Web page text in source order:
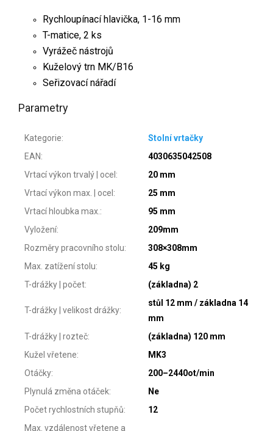
Rychloupínací hlavička, 1-16 mm
T-matice, 2 ks
Vyrážeč nástrojů
Kuželový trn MK/B16
Seřizovací nářadí
Parametry
Kategorie:
Stolní vrtačky
EAN:
4030635042508
Vrtací výkon trvalý | ocel:
20 mm
Vrtací výkon max. | ocel:
25 mm
Vrtací hloubka max. :
95 mm
Vyložení:
209mm
Rozměry pracovního stolu:
308×308mm
Max. zatížení stolu:
45 kg
T-drážky | počet: (základna) 2
T-drážky | velikost drážky:
stůl 12 mm / základna 14
mm
T-drážky | rozteč:
(základna) 120 mm
Kužel vřetene:
MK3
Otáčky:
200–2440ot/min
Plynulá změna otáček:
Ne
Počet rychlostních stupňů:
12
Max. vzdálenost vřetene a